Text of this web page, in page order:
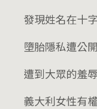
發現姓名在十
墮胎隱私遭公開
遭到大眾的羞辱
義大利女性有